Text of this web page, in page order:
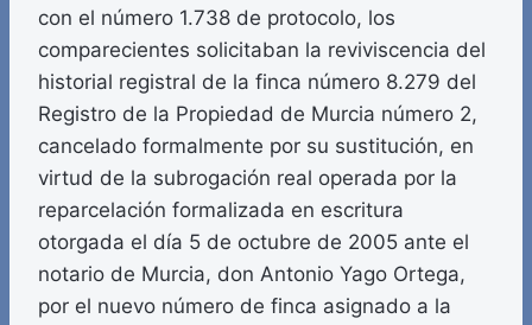
con el número 1.738 de protocolo, los
comparecientes solicitaban la reviviscencia del
historial registral de la finca número 8.279 del
Registro de la Propiedad de Murcia número 2,
cancelado formalmente por su sustitución, en
virtud de la subrogación real operada por la
reparcelación formalizada en escritura
otorgada el día 5 de octubre de 2005 ante el
notario de Murcia, don Antonio Yago Ortega,
por el nuevo número de finca asignado a la